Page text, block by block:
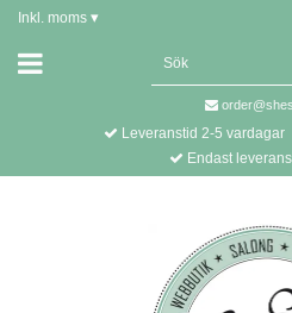
Inkl. moms ▾
Leveranstid 2-5 vardagar
Endast